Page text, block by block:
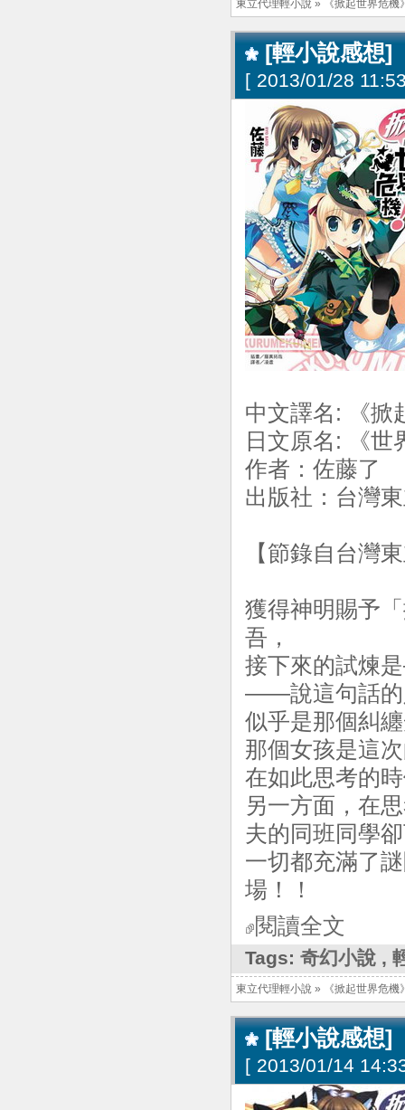
東立代理輕小說 » 《掀起世界危機
[輕小說感想]
[ 2013/01/28
中文譯名: 《
日文原名: 《
作者：佐藤
出版社：台灣
【節錄自台灣
獲得神明賜予
吾，
接下來的試煉
——說這句話的
似乎是那個糾
那個女孩是這
在如此思考的
另一方面，在
夫的同班同學
一切都充滿了
場！！
閱讀全文
Tags: 奇幻小說 ,
東立代理輕小說 » 《掀起世界危機
[輕小說感想]
[ 2013/01/14